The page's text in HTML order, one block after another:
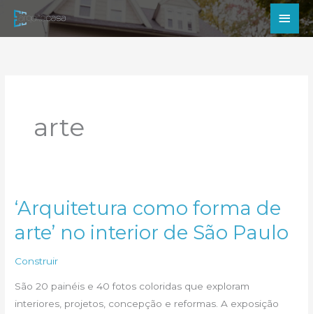
para
arte
‘Arquitetura como forma de
arte’ no interior de São Paulo
Construir
São 20 painéis e 40 fotos coloridas que exploram
interiores, projetos, concepção e reformas. A exposição